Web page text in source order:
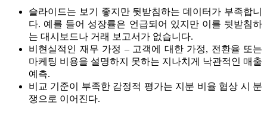
슬라이드는 보기 좋지만 뒷받침하는 데이터가 부족합니
다. 예를 들어 성장률은 언급되어 있지만 이를 뒷받침하
는 대시보드나 거래 보고서가 없습니다.
비현실적인 재무 가정 – 고객에 대한 가정, 전환율 또는
마케팅 비용을 설명하지 못하는 지나치게 낙관적인 매출
예측.
비교 기준이 부족한 감정적 평가는 지분 비율 협상 시 분
쟁으로 이어진다.